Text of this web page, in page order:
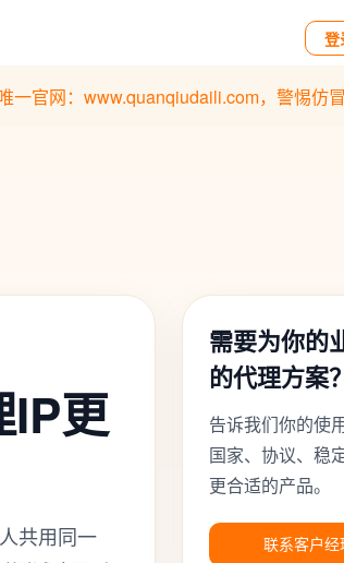
登
更
共用同一
需要为你的
的代理方案？
告诉我们你的使
国家、协议、稳
更合适的产品。
联系客户经
官网：www.quanqiudaili.com，警惕仿冒